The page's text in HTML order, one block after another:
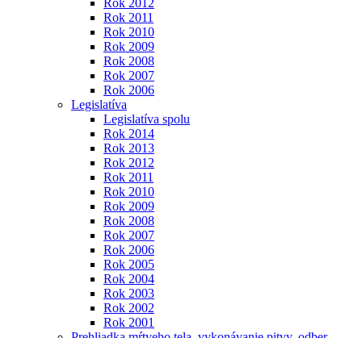
Rok 2012
Rok 2011
Rok 2010
Rok 2009
Rok 2008
Rok 2007
Rok 2006
Legislatíva
Legislatíva spolu
Rok 2014
Rok 2013
Rok 2012
Rok 2011
Rok 2010
Rok 2009
Rok 2008
Rok 2007
Rok 2006
Rok 2005
Rok 2004
Rok 2003
Rok 2002
Rok 2001